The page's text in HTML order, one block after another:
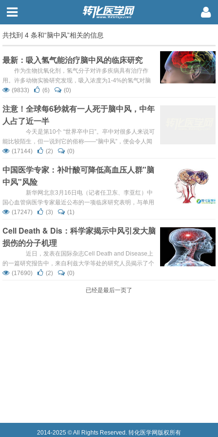
共找到 4 条和“脑中风”相关的信息
最新：吸入氢气能治疗脑中风的临床研究
作为生物抗氧化剂，氢气分子对许多疾病具有治疗作
用。许多动物实验研究发现，吸入浓度为1-4%的氢气对脑
缺血。但是氢气临床应用需要有对患者的随机对照试验，
杂志The Journal of Stroke & Cerebrovascular Diseases上
发表最新临床研究结果，首次证明人类脑缺血患者吸入氢气
是安全的，多...
(9833) (6) (0)
注意！全球每6秒就有一人死于脑中风，中年
人占了近一半
今天是第10个 “世界卒中日”。卒中对很多人来说可
能比较陌生，但一说到它的俗称——“脑中风”，便会令人闻
之色变。卒中包括出血性中风(脑溢血)和缺血性中风(脑梗
经济负担“五高”特点。全球每6秒就有一人因脑卒中夺去生
命，每年600万人死于脑卒中，3000万人因脑卒中而残疾。
脑卒中...
(17144) (2) (0)
中国医学专家：补叶酸可降低高血压人群"脑
中风"风险
新华网北京3月16日电（记者任卫东、李亚红）中
国心血管病医学专家最近公布的一项临床研究表明，与单用
降压药依那普利相比，联合服用依那普利和叶酸能显著降低
心血管病学分会主任委员、北京大学第一医院教授霍勇在美
国举行的2015年美国心脏病学学会上发布了上述研究成
果。他是这一...
(17247) (3) (1)
Cell Death & Dis：科学家揭示中风引发大脑
损伤的分子机理
近日，发表在国际杂志Cell Death and Disease上
的一篇研究报告中，来自利兹大学等处的研究人员揭示了个
体大脑中风损伤的分子机制，该研究或为帮助寻找新型药物
结构的血液供给被切断后就会引发中风的发作，中风往往会
(17690) (2) (0)
已经是最后一页了
2014-2025 © All Rights Reserved. 转化医学网版权所有